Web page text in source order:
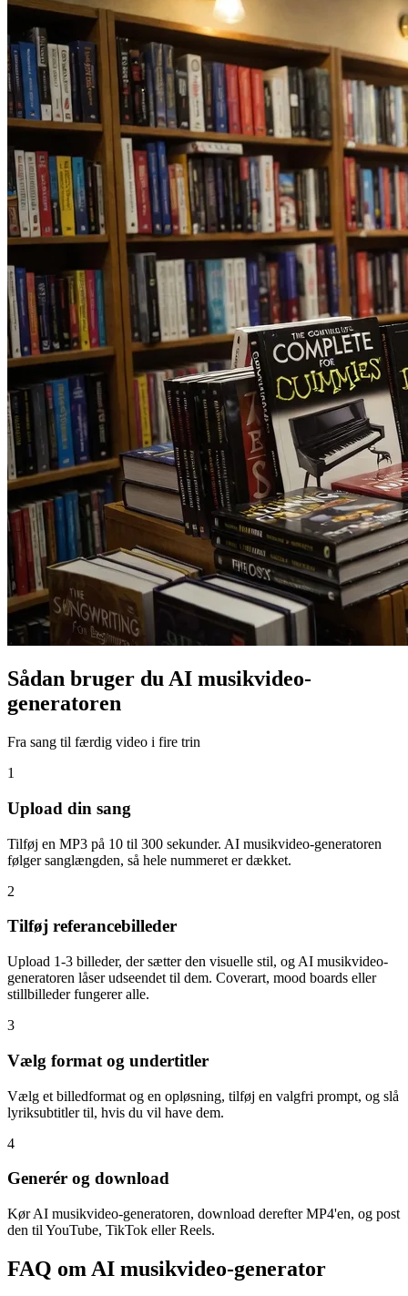
Sådan bruger du AI musikvideo-
generatoren
Fra sang til færdig video i fire trin
1
Upload din sang
Tilføj en MP3 på 10 til 300 sekunder. AI musikvideo-generatoren
følger sanglængden, så hele nummeret er dækket.
2
Tilføj referancebilleder
Upload 1-3 billeder, der sætter den visuelle stil, og AI musikvideo-
generatoren låser udseendet til dem. Coverart, mood boards eller
stillbilleder fungerer alle.
3
Vælg format og undertitler
Vælg et billedformat og en opløsning, tilføj en valgfri prompt, og slå
lyriksubtitler til, hvis du vil have dem.
4
Generér og download
Kør AI musikvideo-generatoren, download derefter MP4'en, og post
den til YouTube, TikTok eller Reels.
FAQ om AI musikvideo-generator